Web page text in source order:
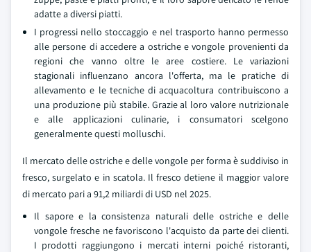
adatte a diversi piatti.
I progressi nello stoccaggio e nel trasporto hanno permesso
alle persone di accedere a ostriche e vongole provenienti da
regioni che vanno oltre le aree costiere. Le variazioni
stagionali influenzano ancora l'offerta, ma le pratiche di
allevamento e le tecniche di acquacoltura contribuiscono a
una produzione più stabile. Grazie al loro valore nutrizionale
e alle applicazioni culinarie, i consumatori scelgono
generalmente questi molluschi.
Il mercato delle ostriche e delle vongole per forma è suddiviso in
fresco, surgelato e in scatola. Il fresco detiene il maggior valore
di mercato pari a 91,2 miliardi di USD nel 2025.
Il sapore e la consistenza naturali delle ostriche e delle
vongole fresche ne favoriscono l'acquisto da parte dei clienti.
I prodotti raggiungono i mercati interni poiché ristoranti,